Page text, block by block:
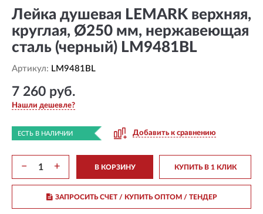
Лейка душевая LEMARK верхняя,
круглая, Ø250 мм, нержавеющая
сталь (черный) LM9481BL
Артикул: LM9481BL
7 260 руб.
Нашли дешевле?
ЕСТЬ В НАЛИЧИИ Добавить к сравнению
− + В КОРЗИНУ КУПИТЬ В 1 КЛИК
ЗАПРОСИТЬ СЧЕТ / КУПИТЬ ОПТОМ/ ТЕНДЕР